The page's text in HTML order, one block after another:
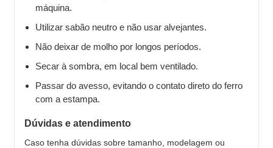
máquina.
Utilizar sabão neutro e não usar alvejantes.
Não deixar de molho por longos períodos.
Secar à sombra, em local bem ventilado.
Passar do avesso, evitando o contato direto do ferro
com a estampa.
Dúvidas e atendimento
Caso tenha dúvidas sobre tamanho, modelagem ou